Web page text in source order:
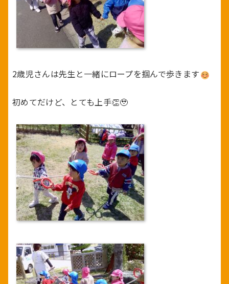
2歳児さんは先生と一緒にロープを掴んで歩きます
初めてだけど、とても上手👏🥹